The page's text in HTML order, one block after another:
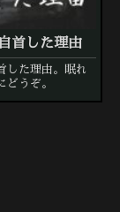
首した理由
した理由。眠れ
どうぞ。